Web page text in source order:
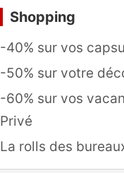
Shopping
-40% sur vos
-50% sur votre
-60% sur vos
Privé
La rolls des